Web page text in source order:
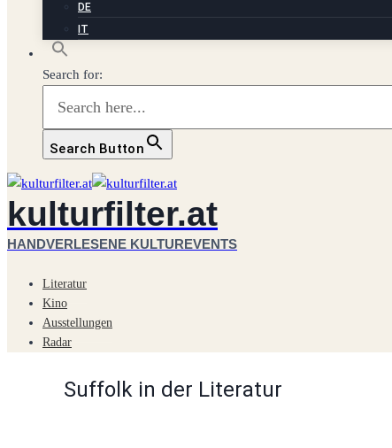
DE
IT
Search for:
Search Button
kulturfilter.at
HANDVERLESENE KULTUREVENTS
Literatur
Kino
Ausstellungen
Radar
Suffolk in der Literatur